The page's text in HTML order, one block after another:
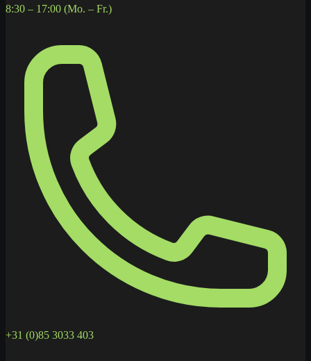
8:30 – 17:00 (Mo. – Fr.)
+31 (0)85 3033 403